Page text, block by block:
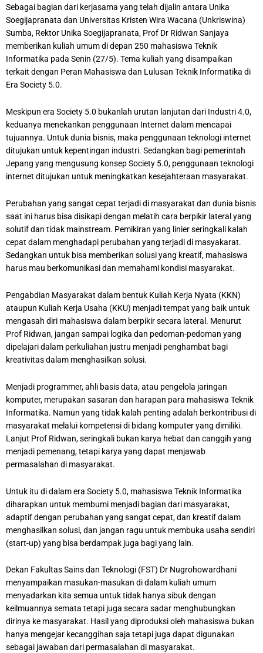
Sebagai bagian dari kerjasama yang telah dijalin antara Unika
Soegijapranata dan Universitas Kristen Wira Wacana (Unkriswina)
Sumba, Rektor Unika Soegijapranata, Prof Dr Ridwan Sanjaya
memberikan kuliah umum di depan 250 mahasiswa Teknik
Informatika pada Senin (27/5). Tema kuliah yang disampaikan
terkait dengan Peran Mahasiswa dan Lulusan Teknik Informatika di
Era Society 5.0.
Meskipun era Society 5.0 bukanlah urutan lanjutan dari Industri 4.0,
keduanya menekankan penggunaan Internet dalam mencapai
tujuannya. Untuk dunia bisnis, maka penggunaan teknologi internet
ditujukan untuk kepentingan industri. Sedangkan bagi pemerintah
Jepang yang mengusung konsep Society 5.0, penggunaan teknologi
internet ditujukan untuk meningkatkan kesejahteraan masyarakat.
Perubahan yang sangat cepat terjadi di masyarakat dan dunia bisnis
saat ini harus bisa disikapi dengan melatih cara berpikir lateral yang
solutif dan tidak mainstream. Pemikiran yang linier seringkali kalah
cepat dalam menghadapi perubahan yang terjadi di masyakarat.
Sedangkan untuk bisa memberikan solusi yang kreatif, mahasiswa
harus mau berkomunikasi dan memahami kondisi masyarakat.
Pengabdian Masyarakat dalam bentuk Kuliah Kerja Nyata (KKN)
ataupun Kuliah Kerja Usaha (KKU) menjadi tempat yang baik untuk
mengasah diri mahasiswa dalam berpikir secara lateral. Menurut
Prof Ridwan, jangan sampai logika dan pedoman-pedoman yang
dipelajari dalam perkuliahan justru menjadi penghambat bagi
kreativitas dalam menghasilkan solusi.
Menjadi programmer, ahli basis data, atau pengelola jaringan
komputer, merupakan sasaran dan harapan para mahasiswa Teknik
Informatika. Namun yang tidak kalah penting adalah berkontribusi di
masyarakat melalui kompetensi di bidang komputer yang dimiliki.
Lanjut Prof Ridwan, seringkali bukan karya hebat dan canggih yang
menjadi pemenang, tetapi karya yang dapat menjawab
permasalahan di masyarakat.
Untuk itu di dalam era Society 5.0, mahasiswa Teknik Informatika
diharapkan untuk membumi menjadi bagian dari masyarakat,
adaptif dengan perubahan yang sangat cepat, dan kreatif dalam
menghasilkan solusi, dan jangan ragu untuk membuka usaha sendiri
(start-up) yang bisa berdampak juga bagi yang lain.
Dekan Fakultas Sains dan Teknologi (FST) Dr Nugrohowardhani
menyampaikan masukan-masukan di dalam kuliah umum
menyadarkan kita semua untuk tidak hanya sibuk dengan
keilmuannya semata tetapi juga secara sadar menghubungkan
dirinya ke masyarakat. Hasil yang diproduksi oleh mahasiswa bukan
hanya mengejar kecanggihan saja tetapi juga dapat digunakan
sebagai jawaban dari permasalahan di masyarakat.